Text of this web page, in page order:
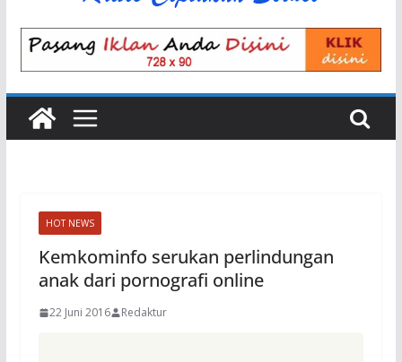
HOT NEWS
Kemkominfo serukan perlindungan
anak dari pornografi online
22 Juni 2016 Redaktur